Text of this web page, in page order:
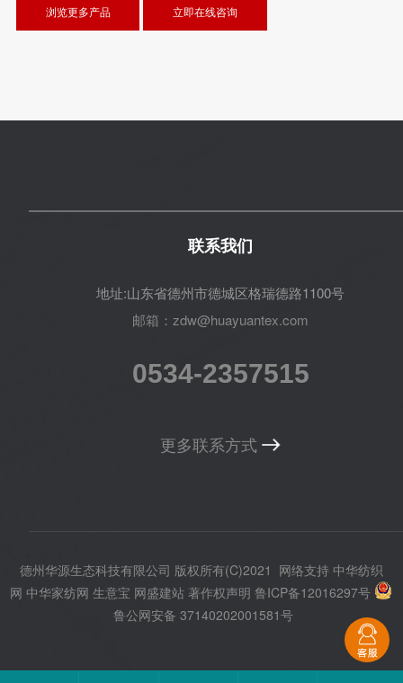
浏览更多产品 立即在线咨询
联系我们
地址:山东省德州市德城区格瑞德路1100号
邮箱：zdw@huayuantex.com
0534-2357515
更多联系方式
德州华源生态科技有限公司 版权所有(C)2021 网络支持 中华纺织
网 中华家纺网 生意宝 网盛建站 著作权声明 鲁ICP备12016297号
鲁公网安备 37140202001581号